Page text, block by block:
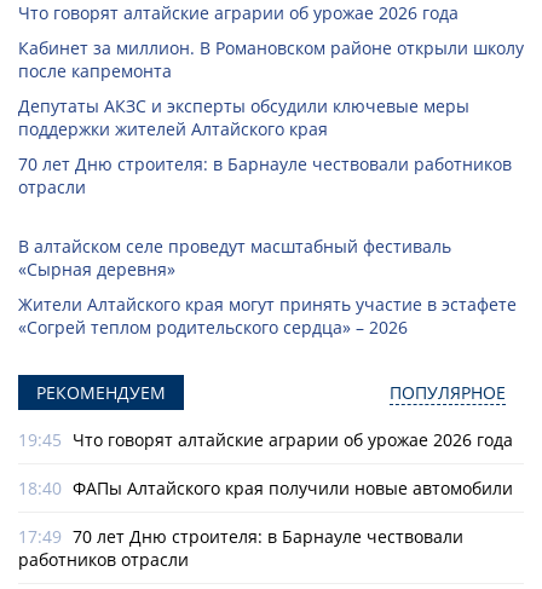
Что говорят алтайские аграрии об урожае 2026 года
Кабинет за миллион. В Романовском районе открыли школу
после капремонта
Депутаты АКЗС и эксперты обсудили ключевые меры
поддержки жителей Алтайского края
70 лет Дню строителя: в Барнауле чествовали работников
отрасли
В алтайском селе проведут масштабный фестиваль
«Сырная деревня»
Жители Алтайского края могут принять участие в эстафете
«Согрей теплом родительского сердца» – 2026
РЕКОМЕНДУЕМ ПОПУЛЯРНОЕ
19:45 Что говорят алтайские аграрии об урожае 2026 года
18:40 ФАПы Алтайского края получили новые автомобили
17:49 70 лет Дню строителя: в Барнауле чествовали
работников отрасли